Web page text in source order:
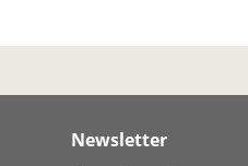
Newsletter